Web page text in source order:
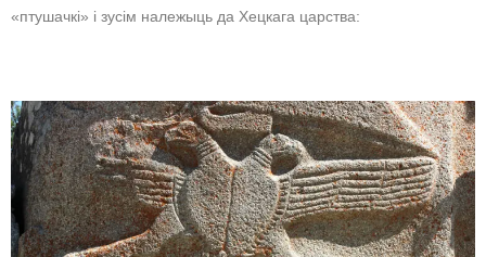
«птушачкі» і зусім належыць да Хецкага царства: